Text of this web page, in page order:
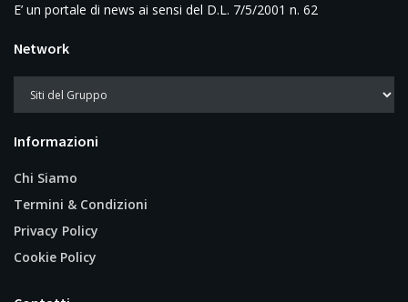
E’ un portale di news ai sensi del D.L. 7/5/2001 n. 62
Network
Informazioni
Chi Siamo
Termini & Condizioni
Privacy Policy
Cookie Policy